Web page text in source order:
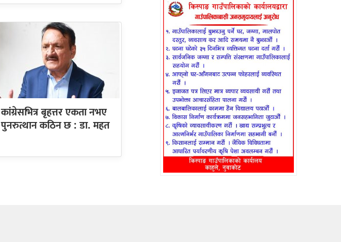
कांग्रेसभित्र बृहत्तर एकता नभए
पुनरुत्थान कठिन छ : डा. महत